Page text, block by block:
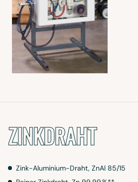
ZINKDRAHT
Zink-Aluminium-Draht, ZnAl 85/15